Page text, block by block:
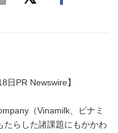
日PR Newswire】
（Vinamilk、ビナミ
たらした諸課題にもかかわ